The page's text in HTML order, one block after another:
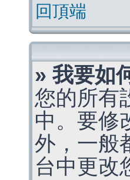
回頂端
» 我要如
您的所有
中。要修
外，一般
台中更改